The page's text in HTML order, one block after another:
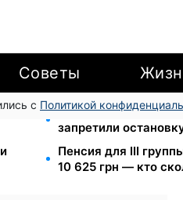
Советы
с Политикой
Новый знак на
запретили
Пенсия для III
10 625 грн — кто